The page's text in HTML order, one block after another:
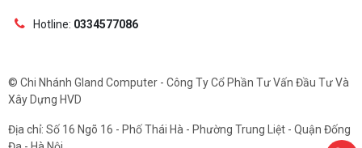
Hotline: 0334577086
© Chi Nhánh Gland Computer - Công Ty Cổ Phần Tư Vấn Đầu Tư Và
Xây Dựng HVD
Địa chỉ: Số 16 Ngõ 16 - Phố Thái Hà - Phường Trung Liệt - Quận Đống